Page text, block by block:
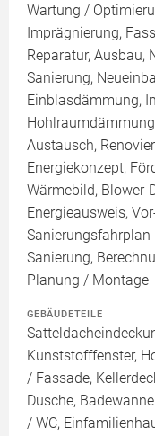
Wartung /
Imprägnierung,
Reparatur, Ausbau,
Sanierung,
Einblasdämmung,
Austausch,
Energiekonzept,
Wärmebild,
Energieausweis,
Sanierungsfahrplan
Sanierung,
Planung / Montage
GEBÄUDETEILE
Kunststofffenster,
/ Fassade,
Dusche,
/ WC,